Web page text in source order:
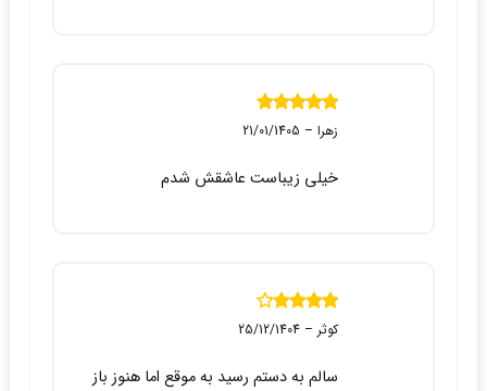
نمره5از 5 زهرا –
21/01/1405
خیلی زیباست عاشقش شدم
نمره4از 5 کوثر –
25/12/1404
سالم به دستم رسید به موقع اما هنوز باز